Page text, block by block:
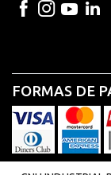
FORMAS DE